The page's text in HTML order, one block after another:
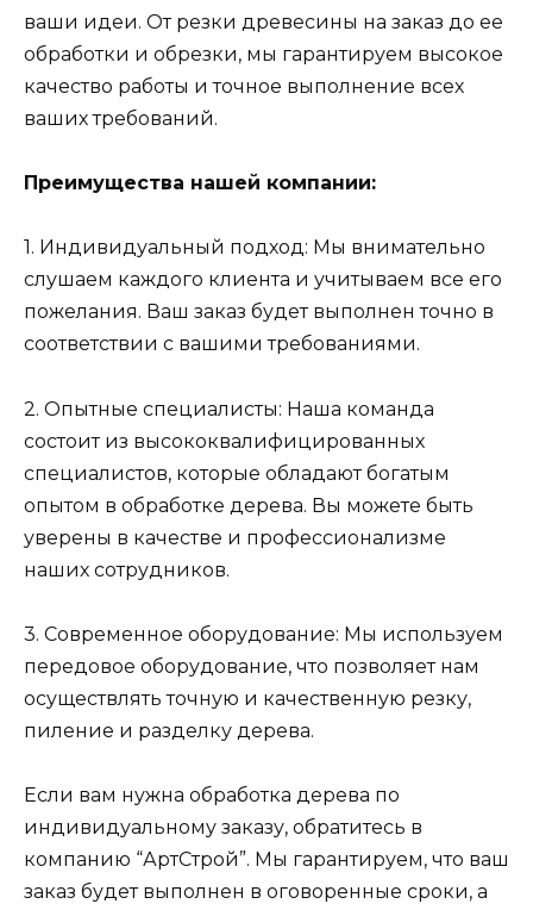
ваши идеи. От резки древесины на заказ до ее
обработки и обрезки, мы гарантируем высокое
качество работы и точное выполнение всех
ваших требований.
Преимущества нашей компании:
1. Индивидуальный подход: Мы внимательно
слушаем каждого клиента и учитываем все его
пожелания. Ваш заказ будет выполнен точно в
соответствии с вашими требованиями.
2. Опытные специалисты: Наша команда
состоит из высококвалифицированных
специалистов, которые обладают богатым
опытом в обработке дерева. Вы можете быть
уверены в качестве и профессионализме
наших сотрудников.
3. Современное оборудование: Мы используем
передовое оборудование, что позволяет нам
осуществлять точную и качественную резку,
пиление и разделку дерева.
Если вам нужна обработка дерева по
индивидуальному заказу, обратитесь в
компанию “АртСтрой”. Мы гарантируем, что ваш
заказ будет выполнен в оговоренные сроки, а